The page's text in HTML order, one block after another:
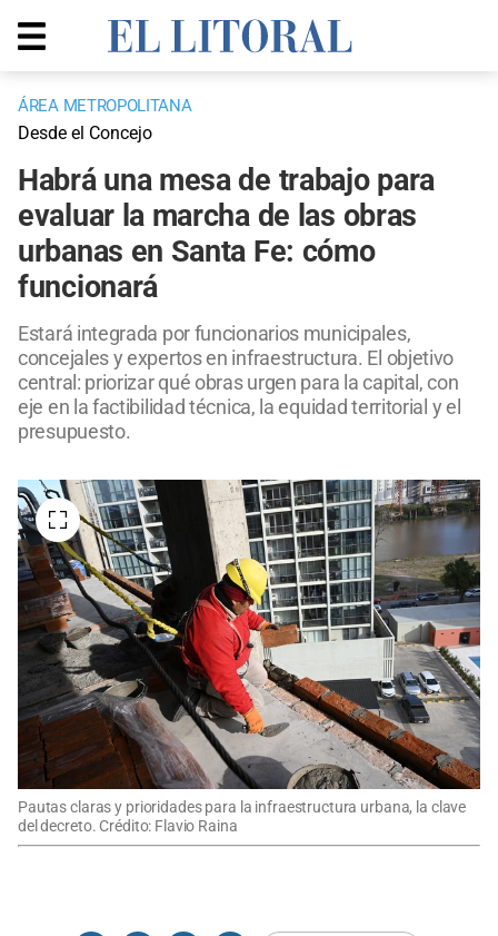
ÁREA METROPOLITANA
Desde el Concejo
Habrá una mesa de trabajo para
evaluar la marcha de las obras
urbanas en Santa Fe: cómo
funcionará
Estará integrada por funcionarios municipales,
concejales y expertos en infraestructura. El objetivo
central: priorizar qué obras urgen para la capital, con
eje en la factibilidad técnica, la equidad territorial y el
presupuesto.
Pautas claras y prioridades para la infraestructura urbana, la clave
del decreto. Crédito: Flavio Raina